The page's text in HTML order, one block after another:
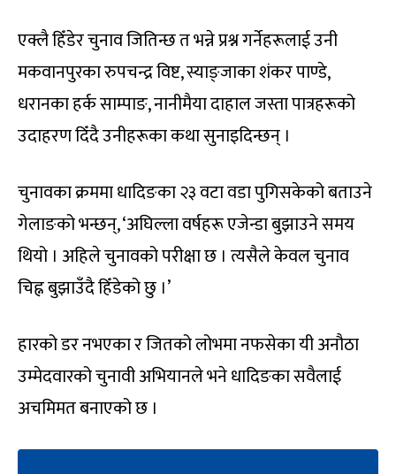
एक्लै हिँडेर चुनाव जितिन्छ त भन्ने प्रश्न गर्नेहरूलाई उनी
मकवानपुरका रुपचन्द्र विष्ट, स्याङ्जाका शंकर पाण्डे,
धरानका हर्क साम्पाङ, नानीमैया दाहाल जस्ता पात्रहरूको
उदाहरण दिँदै उनीहरूका कथा सुनाइदिन्छन् ।
चुनावका क्रममा धादिङका २३ वटा वडा पुगिसकेको बताउने
गेलाङको भन्छन्, ‘अघिल्ला वर्षहरू एजेन्डा बुझाउने समय
थियो । अहिले चुनावको परीक्षा छ । त्यसैले केवल चुनाव
चिह्न बुझाउँदै हिँडेको छु ।’
हारको डर नभएका र जितको लोभमा नफसेका यी अनौठा
उम्मेदवारको चुनावी अभियानले भने धादिङका सवैलाई
अचमिमत बनाएको छ ।